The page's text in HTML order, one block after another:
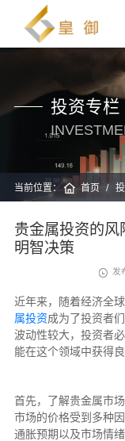
投资专栏
当前位置： 首页
贵金属投资的风
明智决策
发
近年来，随着经济全
属投资成为了投资者
波动性较大，投资者
能在这个领域中获得良
首先，了解贵金属市
市场的价格受到多种
通胀预期以及市场情